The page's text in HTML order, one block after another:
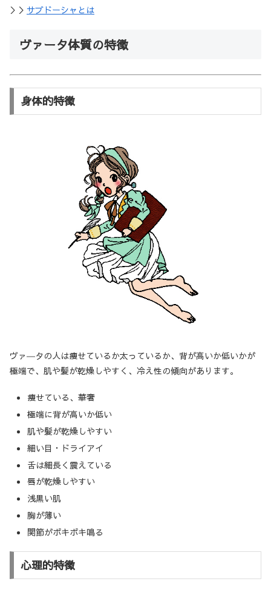
＞＞ サブドーシャとは
ヴァータ体質の特徴
身体的特徴
ヴァ―タの人は痩せているか太っているか、背が高いか低いかが
極端で、肌や髪が乾燥しやすく、冷え性の傾向があります。
痩せている、華奢
極端に背が高いか低い
肌や髪が乾燥しやすい
細い目・ドライアイ
舌は細長く震えている
唇が乾燥しやすい
浅黒い肌
胸が薄い
関節がポキポキ鳴る
心理的特徴